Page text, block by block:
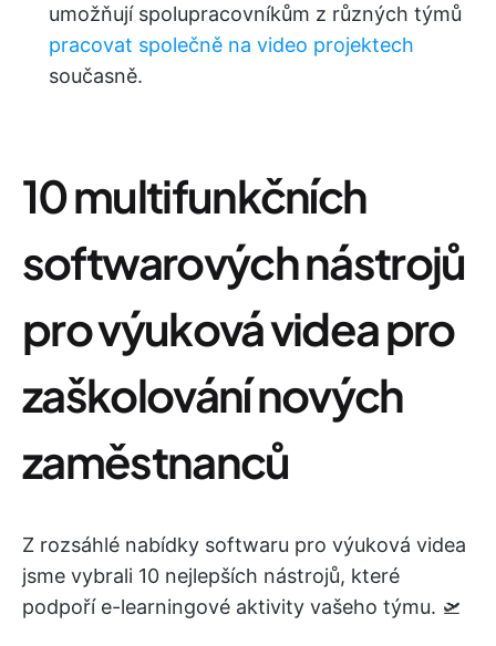
umožňují spolupracovníkům z různých týmů
pracovat společně na video projektech
současně.
10 multifunkčních
softwarových nástrojů
pro výuková videa pro
zaškolování nových
zaměstnanců
Z rozsáhlé nabídky softwaru pro výuková videa
jsme vybrali 10 nejlepších nástrojů, které
podpoří e-learningové aktivity vašeho týmu. 🛫